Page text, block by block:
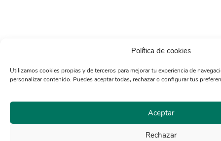
Política de cookies
Utilizamos cookies propias y de terceros para mejorar tu experiencia de
personalizar contenido. Puedes aceptar todas, rechazar o configurar tus
Aceptar
Rechazar